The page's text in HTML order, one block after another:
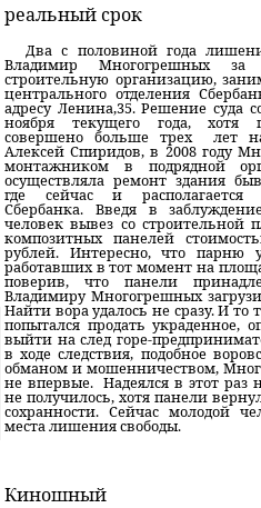
реальный срок
Два с половиной года
Владимир Многогрешных
строительную организацию,
центрального отделения
адресу Ленина,35. Решение суда
ноября текущего года, хотя
совершено больше трех лет
Алексей Спиридов, в 2008 году
монтажником в подрядной
осуществляла ремонт здания
где сейчас и располагается
Сбербанка. Введя в
человек вывез со строительной
композитных панелей
рублей. Интересно, что парню
работавших в тот момент на
поверив, что панели
Владимиру Многогрешных
Найти вора удалось не сразу. И то
попытался продать украденное,
выйти на след горе-
в ходе следствия, подобное
обманом и мошенничеством,
не впервые. Надеялся в этот раз
не получилось, хотя панели
сохранности. Сейчас молодой
места лишения свободы.
Киношный